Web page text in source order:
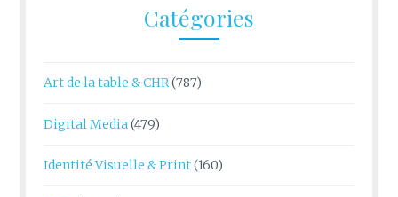
Catégories
Art de la table & CHR(787)
Digital Media(479)
Identité Visuelle & Print(160)